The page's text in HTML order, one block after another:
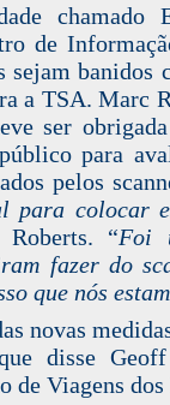
chamado
de
sejam banidos
a TSA. Marc
ser
para
pelos
para colocar
“Foi
fazer do
que nós
novas
disse
de Viagens